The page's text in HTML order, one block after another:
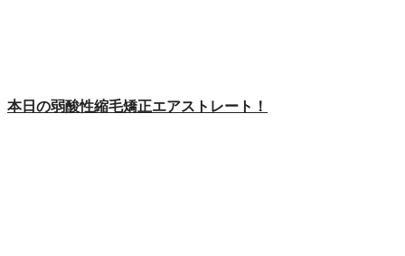
本日の弱酸性縮毛矯正エアストレート！